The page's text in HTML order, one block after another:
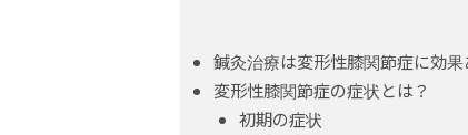
鍼灸治療は変形性膝関節症に効果
変形性膝関節症の症状とは？
初期の症状